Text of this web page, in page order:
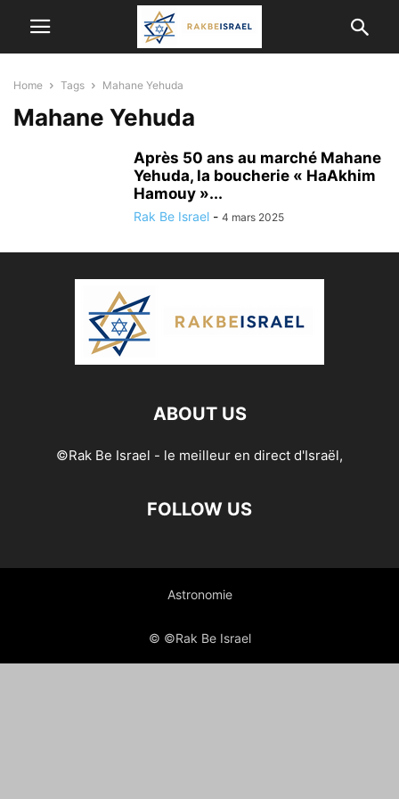
Home Tags Mahane Yehuda
Mahane Yehuda
Après 50 ans au marché Mahane
Yehuda, la boucherie « HaAkhim
Hamouy »...
Rak Be Israel - 4 mars 2025
ABOUT US
©Rak Be Israel - le meilleur en direct d'Israël,
FOLLOW US
Astronomie
© ©Rak Be Israel